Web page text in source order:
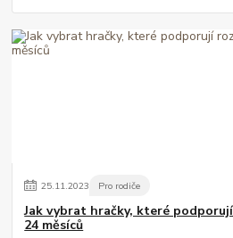
25.11.2023 Pro rodiče
Jak vybrat hračky, které
24 měsíců